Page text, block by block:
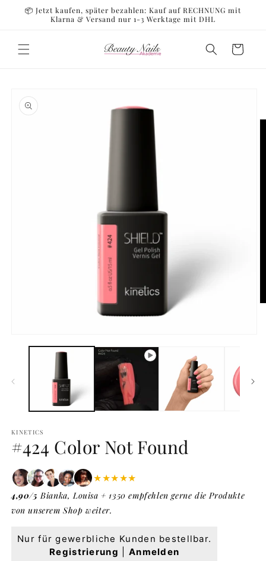
zum
📦 Jetzt kaufen, später bezahlen: Kauf auf RECHNUNG mit
Klarna & Versand nur 1-3 Werktage mit DHL
Warenkorb
KINETICS
#424 Color Not Found
★★★★★
4,90/5 Bianka, Louisa + 1350 empfehlen gerne die Produkte
von unserem Shop weiter.
Normaler
Nur für gewerbliche Kunden bestellbar.
Registrierung
Anmelden